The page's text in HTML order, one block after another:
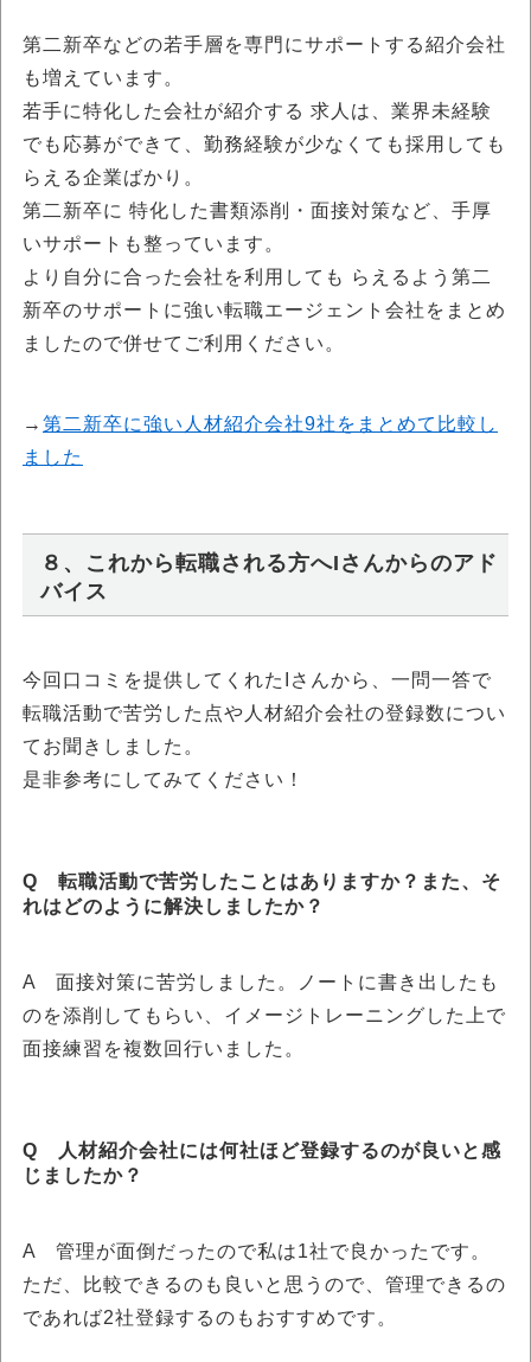
第二新卒などの若手層を専門にサポートする紹介会社
も増えています。
若手に特化した会社が紹介する 求人は、業界未経験
でも応募ができて、勤務経験が少なくても採用しても
らえる企業ばかり。
第二新卒に 特化した書類添削・面接対策など、手厚
いサポートも整っています。
より自分に合った会社を利用しても らえるよう第二
新卒のサポートに強い転職エージェント会社をまとめ
ましたので併せてご利用ください。
→ 第二新卒に強い人材紹介会社9社をまとめて比較し
ました
８、これから転職される方へIさんからのアド
バイス
今回口コミを提供してくれたIさんから、一問一答で
転職活動で苦労した点や人材紹介会社の登録数につい
てお聞きしました。
是非参考にしてみてください！
Q 転職活動で苦労したことはありますか？また、そ
れはどのように解決しましたか？
A 面接対策に苦労しました。ノートに書き出したも
のを添削してもらい、イメージトレーニングした上で
面接練習を複数回行いました。
Q 人材紹介会社には何社ほど登録するのが良いと感
じましたか？
A 管理が面倒だったので私は1社で良かったです。
ただ、比較できるのも良いと思うので、管理できるの
であれば2社登録するのもおすすめです。